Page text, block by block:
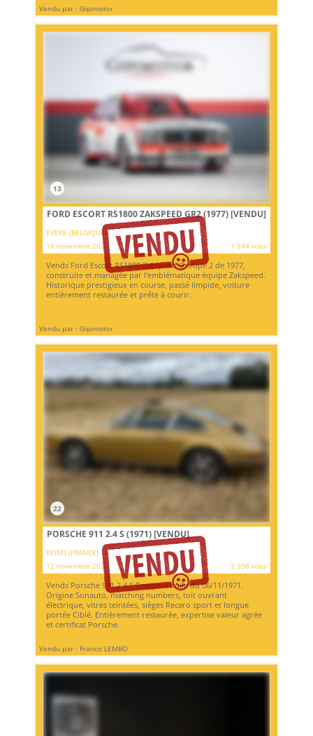
Vendu par : Gipimotor
13
FORD ESCORT RS1800 ZAKSPEED GR2 (1977)[VENDU]
EVERE (BELGIQUE)
18 novembre 2020
1 544 vues
Vends Ford Escort RS1800 Zakspeed Groupe 2 de 1977,
construite et managée par l'emblématique équipe Zakspeed.
Historique prestigieux en course, passé limpide, voiture
entièrement restaurée et prête à courir.
Vendu par : Gipimotor
22
PORSCHE 911 2.4 S (1971)[VENDU]
REIMS (FRANCE)
12 novembre 2020
2 338 vues
Vends Porsche 911 2.4 S Trappe à huile du 06/11/1971.
Origine Sonauto, matching numbers, toit ouvrant
électrique, vitres teintées, sièges Recaro sport et longue
portée Cibié. Entièrement restaurée, expertise valeur agrée
et certificat Porsche.
Vendu par : Franco LEMBO